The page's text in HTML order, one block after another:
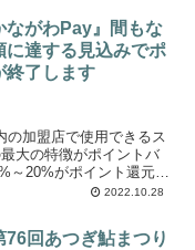
ながわPay』間もな
に達する見込みでポ
終了します
の加盟店で使用できるス
～20%がポイント還元さ
2022.10.28
76回あつぎ鮎まつり